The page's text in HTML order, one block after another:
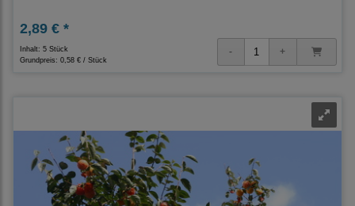
2,89 € *
Inhalt: 5 Stück
Grundpreis: 0,58 € / Stück